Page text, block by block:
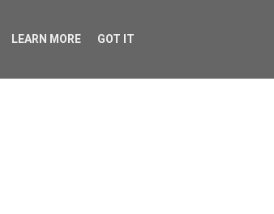
LEARN MORE GOT IT